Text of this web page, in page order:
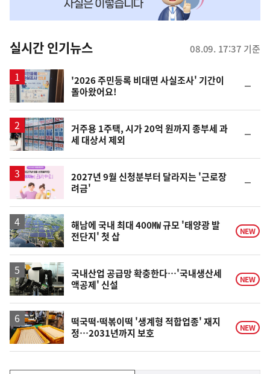
뉴
스
실시간 인기뉴스 08.09. 17:37 기준
'2026 주민등록 비대면 사실조사' 기간이
돌아왔어요!
일
거주용 1주택, 시가 20억 원까지 종부세 과
세 대상서 제외
일
2027년 9월 신청분부터 달라지는 '근로장
려금'
일
해남에 국내 최대 400㎿ 규모 '태양광 발
전단지' 첫 삽
NEW
국내산업 공급망 확충한다…'국내생산세
액공제' 신설
NEW
떡국떡·떡볶이떡 '생계형 적합업종' 재지
정…2031년까지 보호
NEW